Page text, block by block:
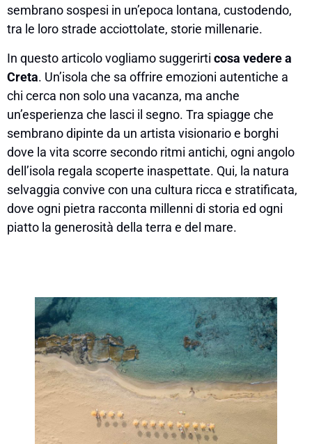
sembrano sospesi in un’epoca lontana, custodendo,
tra le loro strade acciottolate, storie millenarie.
In questo articolo vogliamo suggerirti cosa vedere a
Creta. Un’isola che sa offrire emozioni autentiche a
chi cerca non solo una vacanza, ma anche
un’esperienza che lasci il segno. Tra spiagge che
sembrano dipinte da un artista visionario e borghi
dove la vita scorre secondo ritmi antichi, ogni angolo
dell’isola regala scoperte inaspettate. Qui, la natura
selvaggia convive con una cultura ricca e stratificata,
dove ogni pietra racconta millenni di storia ed ogni
piatto la generosità della terra e del mare.